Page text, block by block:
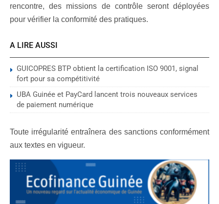
rencontre, des missions de contrôle seront déployées
pour vérifier la conformité des pratiques.
A LIRE AUSSI
GUICOPRES BTP obtient la certification ISO 9001, signal
fort pour sa compétitivité
UBA Guinée et PayCard lancent trois nouveaux services
de paiement numérique
Toute irrégularité entraînera des sanctions conformément
aux textes en vigueur.